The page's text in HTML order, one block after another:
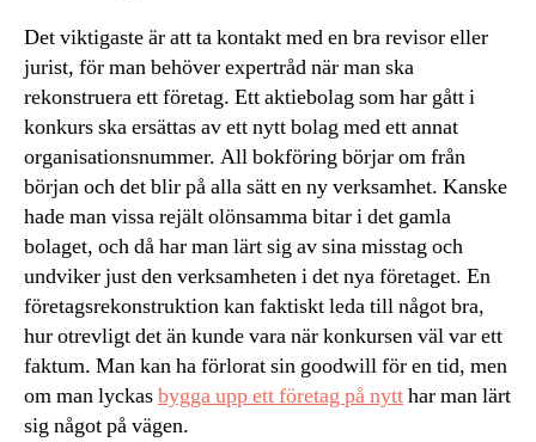
Det viktigaste är att ta kontakt med en bra revisor eller
jurist, för man behöver expertråd när man ska
rekonstruera ett företag. Ett aktiebolag som har gått i
konkurs ska ersättas av ett nytt bolag med ett annat
organisationsnummer. All bokföring börjar om från
början och det blir på alla sätt en ny verksamhet. Kanske
hade man vissa rejält olönsamma bitar i det gamla
bolaget, och då har man lärt sig av sina misstag och
undviker just den verksamheten i det nya företaget. En
företagsrekonstruktion kan faktiskt leda till något bra,
hur otrevligt det än kunde vara när konkursen väl var ett
faktum. Man kan ha förlorat sin goodwill för en tid, men
om man lyckasbygga upp ett företag på nytthar man lärt
sig något på vägen.